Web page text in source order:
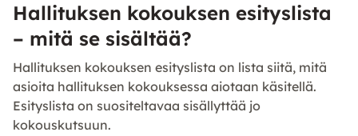
Hallituksen kokouksen esityslista
– mitä se sisältää?
Hallituksen kokouksen esityslista on lista siitä, mitä
asioita hallituksen kokouksessa aiotaan käsitellä.
Esityslista on suositeltavaa sisällyttää jo
kokouskutsuun.